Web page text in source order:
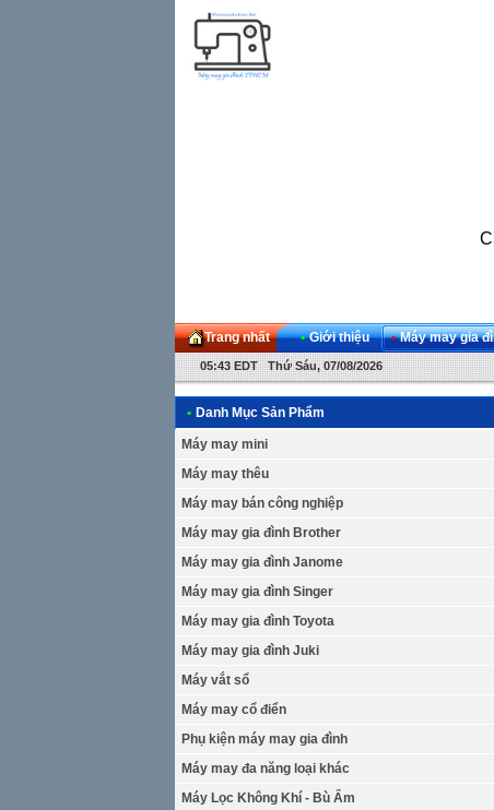
Trang nhất • Giới thiệu • Máy may gia
05:43 EDT Thứ Sáu, 07/08/2026
• Danh Mục Sản Phẩm
Máy may mini
Máy may thêu
Máy may bán công nghiệp
Máy may gia đình Brother
Máy may gia đình Janome
Máy may gia đình Singer
Máy may gia đình Toyota
Máy may gia đình Juki
Máy vắt sổ
Máy may cổ điển
Phụ kiện máy may gia đình
Máy may đa năng loại khác
Máy Lọc Không Khí - Bù Ẩm